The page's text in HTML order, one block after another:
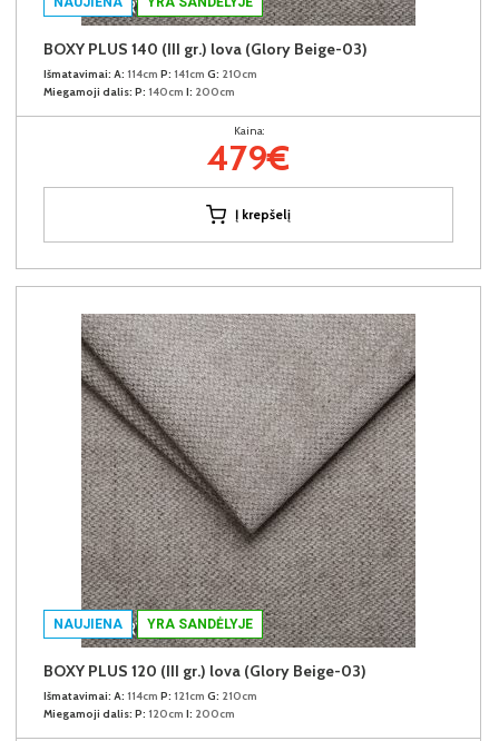
BOXY PLUS 140 (III gr.) lova (Glory Beige-03)
Išmatavimai: A: 114cm P: 141cm G: 210cm
Miegamoji dalis: P: 140cm I: 200cm
Kaina:
479€
Į krepšelį
NAUJIENA YRA SANDĖLYJE
BOXY PLUS 120 (III gr.) lova (Glory Beige-03)
Išmatavimai: A: 114cm P: 121cm G: 210cm
Miegamoji dalis: P: 120cm I: 200cm